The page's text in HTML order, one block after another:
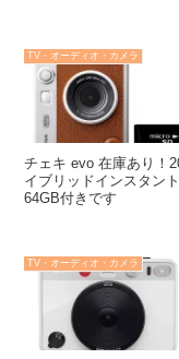
TV・オーディオ・カメラ
チェキ evo 在庫あり！
イブリッドインスタン
64GB付きです
TV・オーディオ・カメラ